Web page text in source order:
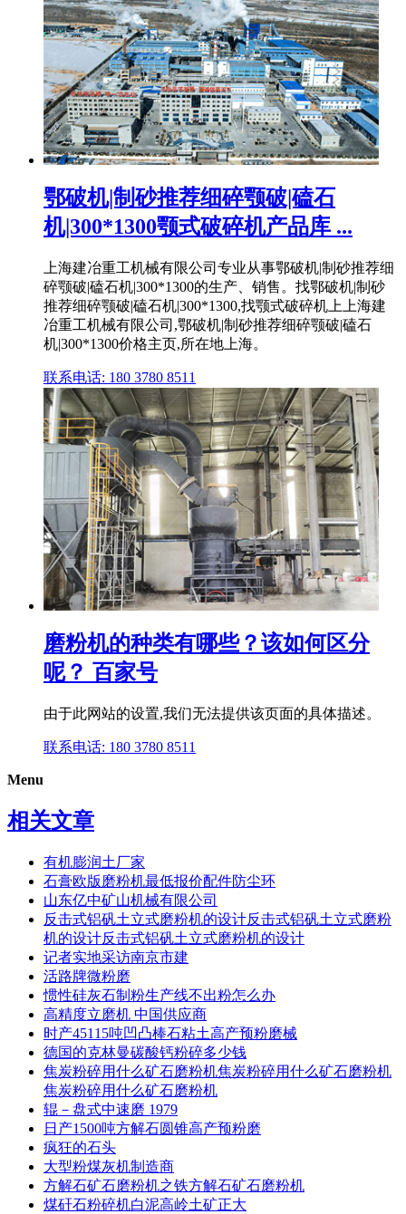
鄂破机|制砂推荐细碎颚破|磕石
机|300*1300颚式破碎机产品库 ...
上海建冶重工机械有限公司专业从事鄂破机|制砂推荐细
碎颚破|磕石机|300*1300的生产、销售。找鄂破机|制砂
推荐细碎颚破|磕石机|300*1300,找颚式破碎机上上海建
冶重工机械有限公司,鄂破机|制砂推荐细碎颚破|磕石
机|300*1300价格主页,所在地上海。
联系电话: 180 3780 8511
磨粉机的种类有哪些？该如何区分
呢？ 百家号
由于此网站的设置,我们无法提供该页面的具体描述。
联系电话: 180 3780 8511
Menu
相关文章
有机膨润土厂家
石膏欧版磨粉机最低报价配件防尘环
山东亿中矿山机械有限公司
反击式铝矾土立式磨粉机的设计反击式铝矾土立式磨粉
机的设计反击式铝矾土立式磨粉机的设计
记者实地采访南京市建
活路牌微粉磨
惯性硅灰石制粉生产线不出粉怎么办
高精度立磨机 中国供应商
时产45115吨凹凸棒石粘土高产预粉磨械
德国的克林曼碳酸钙粉碎多少钱
焦炭粉碎用什么矿石磨粉机焦炭粉碎用什么矿石磨粉机
焦炭粉碎用什么矿石磨粉机
辊－盘式中速磨 1979
日产1500吨方解石圆锥高产预粉磨
疯狂的石头
大型粉煤灰机制造商
方解石矿石磨粉机之铁方解石矿石磨粉机
煤矸石粉碎机白泥高岭土矿正大